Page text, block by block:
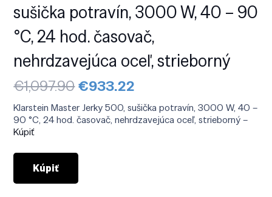
sušička potravín, 3000 W, 40 – 90
°C, 24 hod. časovač,
nehrdzavejúca oceľ, strieborný
€1,097.90Pôvodná
cena
bola:
€1,097.90.
€933.22
je:
€933.22.
Klarstein Master Jerky 500, sušička potravín, 3000 W, 40 –
90 °C, 24 hod. časovač, nehrdzavejúca oceľ, strieborný –
Kúpiť
Kúpiť